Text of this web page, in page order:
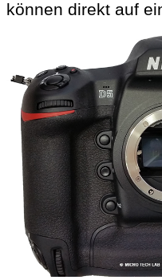
können direkt auf